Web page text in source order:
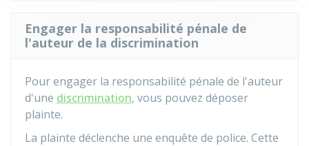
Engager la responsabilité pénale de
l'auteur de la discrimination
Pour engager la responsabilité pénale de l'auteur
d'une discrimination, vous pouvez déposer
plainte.
La plainte déclenche une enquête de police. Cette